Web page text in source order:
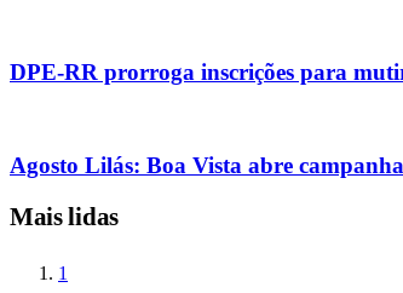
DPE-RR prorroga inscrições para
Agosto Lilás: Boa Vista abre
Mais lidas
1